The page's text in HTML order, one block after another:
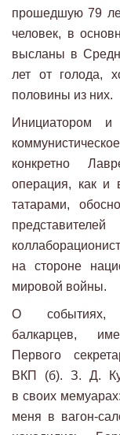
прошедшую 79
человек, в
высланы в
лет от голода,
половины из них.
Инициатором и
конкретно
операция, как и
татарами,
на стороне
мировой войны.
О событиях,
балкарцев,
Первого
ВКП (б). З. Д.
в своих
меня в вагон-